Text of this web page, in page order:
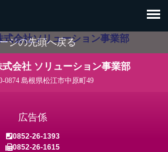
式会社ソリューション事業部
ジの先頭へ戻る
会社 ソリューション事業部
0874 島根県松江市中原町49
広告係
0852-26-1393
0852-26-1615